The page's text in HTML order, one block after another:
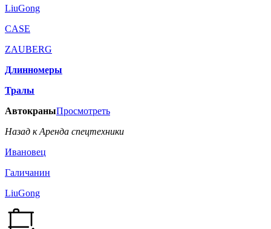
LiuGong
CASE
ZAUBERG
Длинномеры
Тралы
АвтокраныПросмотреть
Назад к Аренда спецтехники
Ивановец
Галичанин
LiuGong